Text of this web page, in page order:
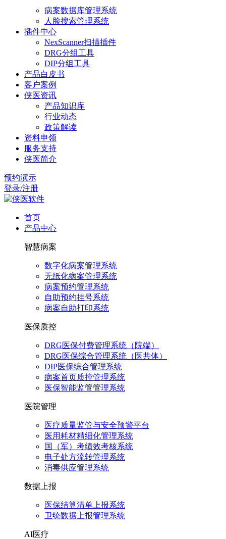
病案数据库管理系统
人脸搜索管理系统
插件中心
NexScanner扫描插件
DRG分组工具
DIP分组工具
产品白皮书
客户案例
侠医资讯
产品知识库
行业动态
政策解读
资料申领
服务支持
侠医简介
预约演示
登录/注册
首页
产品中心
智慧病案
数字化病案管理系统
无纸化病案管理系统
病案预约管理系统
自助预约挂号系统
病案自助打印系统
医保质控
DRG医保付费管理系统（院端）
DRG医保综合管理系统（医共体）
DIP医保综合管理系统
病案首页质控管理系统
医保智能监管管理系统
医院管理
医疗质量监管与安全预警平台
医用耗材精细化管理系统
国（军）考绩效考核系统
电子处方流转管理系统
消毒供应管理系统
数据上报
医保结算清单上报系统
卫统数据上报管理系统
AI医疗